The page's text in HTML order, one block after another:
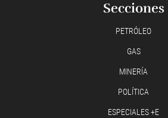
Secciones
PETRÓLEO
GAS
MINERÍA
POLÍTICA
ESPECIALES +E